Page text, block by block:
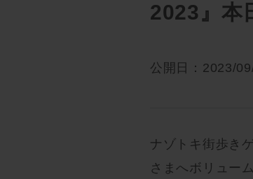
2023』本
公開日：2023/
ナゾトキ街歩き
さまへボリュー